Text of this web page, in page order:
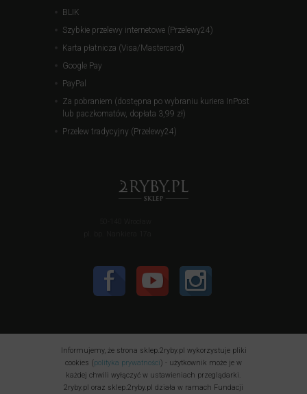
BLIK
Szybkie przelewy internetowe (Przelewy24)
Karta płatnicza (Visa/Mastercard)
Google Pay
PayPal
Za pobraniem (dostępna po wybraniu kuriera InPost
lub paczkomatów, dopłata 3,99 zł)
Przelew tradycyjny (Przelewy24)
Informujemy, że strona sklep.2ryby.pl wykorzystuje pliki
cookies (polityka prywatności) - użytkownik może je w
każdej chwili wyłączyć w ustawieniach przeglądarki.
2ryby.pl oraz sklep.2ryby.pl działa w ramach Fundacji